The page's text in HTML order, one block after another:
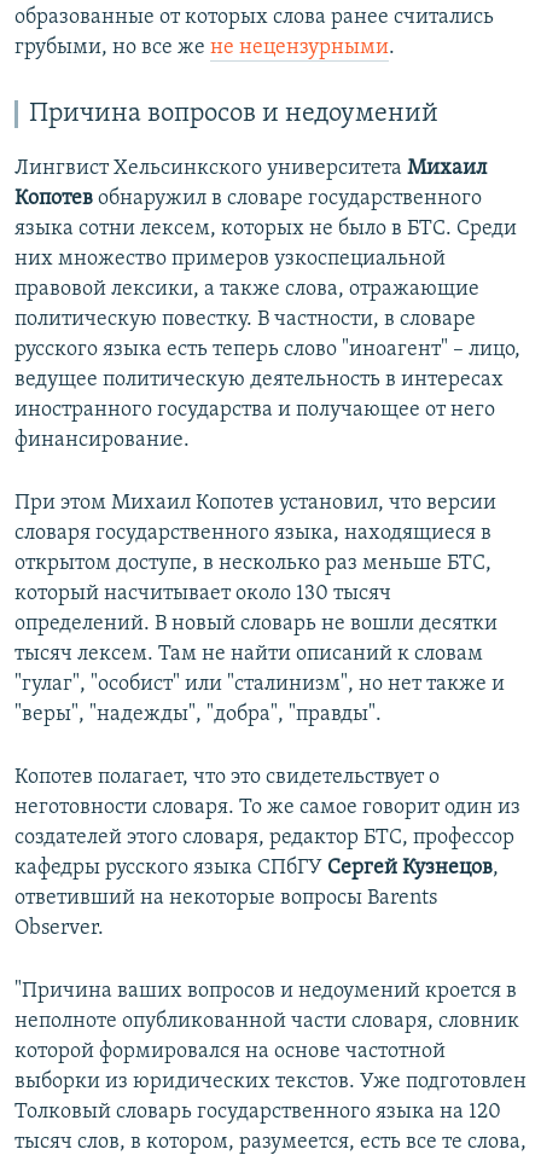
образованные от которых слова ранее считались
грубыми, но все же не нецензурными.
Причина вопросов и недоумений
Лингвист Хельсинкского университета Михаил
Копотев обнаружил в словаре государственного
языка сотни лексем, которых не было в БТС. Среди
них множество примеров узкоспециальной
правовой лексики, а также слова, отражающие
политическую повестку. В частности, в словаре
русского языка есть теперь слово "иноагент" – лицо,
ведущее политическую деятельность в интересах
иностранного государства и получающее от него
финансирование.
При этом Михаил Копотев установил, что версии
словаря государственного языка, находящиеся в
открытом доступе, в несколько раз меньше БТС,
который насчитывает около 130 тысяч
определений. В новый словарь не вошли десятки
тысяч лексем. Там не найти описаний к словам
"гулаг", "особист" или "сталинизм", но нет также и
"веры", "надежды", "добра", "правды".
Копотев полагает, что это свидетельствует о
неготовности словаря. То же самое говорит один из
создателей этого словаря, редактор БТС, профессор
кафедры русского языка СПбГУ Сергей Кузнецов,
ответивший на некоторые вопросы Barents
Observer.
"Причина ваших вопросов и недоумений кроется в
неполноте опубликованной части словаря, словник
которой формировался на основе частотной
выборки из юридических текстов. Уже подготовлен
Толковый словарь государственного языка на 120
тысяч слов, в котором, разумеется, есть все те слова,